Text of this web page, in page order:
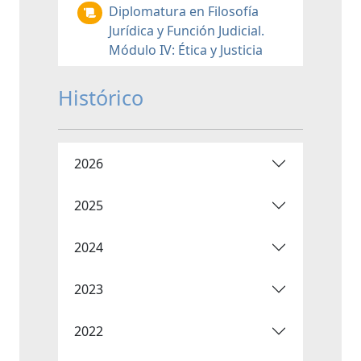
Diplomatura en Filosofía
Jurídica y Función Judicial.
Módulo IV: Ética y Justicia
Histórico
2026
2025
2024
2023
2022